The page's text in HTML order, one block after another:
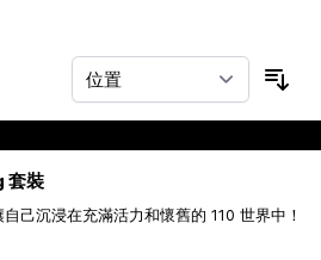
套裝
己沉浸在充滿活力和懷舊的 110 世界中！